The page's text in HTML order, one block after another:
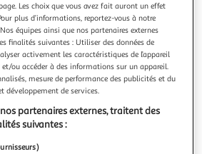
et aux légumes pour moyen et
chiens adultes - au Boeuf et aux
Pedigree® Adult offrent à votre
et équilibré, adapté à sa
des ingrédients naturels, des
sans arômes ni colorants
le prix de ce produit ?
Les choix que vous avez fait auront un effet
plus d’informations, reportez-vous à notre
équipes ainsi que nos partenaires externes
finalités suivantes : Utiliser des données de
activement les caractéristiques de l’appareil
ou accéder à des informations sur un appareil.
mesure de performance des publicités et du
développement de services.
partenaires externes, traitent des
suivantes :